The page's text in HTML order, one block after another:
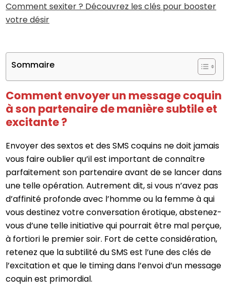
Comment sexiter ? Découvrez les clés pour booster
votre désir
Sommaire
Comment envoyer un message coquin
à son partenaire de manière subtile et
excitante ?
Envoyer des sextos et des SMS coquins ne doit jamais
vous faire oublier qu’il est important de connaître
parfaitement son partenaire avant de se lancer dans
une telle opération. Autrement dit, si vous n’avez pas
d’affinité profonde avec l’homme ou la femme à qui
vous destinez votre conversation érotique, abstenez-
vous d’une telle initiative qui pourrait être mal perçue,
à fortiori le premier soir. Fort de cette considération,
retenez que la subtilité du SMS est l’une des clés de
l’excitation et que le timing dans l’envoi d’un message
coquin est primordial.